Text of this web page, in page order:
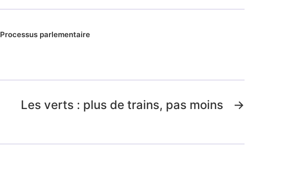
Processus parlementaire
→
Les verts : plus de trains, pas moins